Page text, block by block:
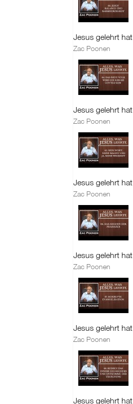
Jesus gelehrt hat
Zac Poonen
Jesus gelehrt hat
Zac Poonen
Jesus gelehrt hat
Zac Poonen
Jesus gelehrt hat
Zac Poonen
Jesus gelehrt hat
Zac Poonen
Jesus gelehrt hat